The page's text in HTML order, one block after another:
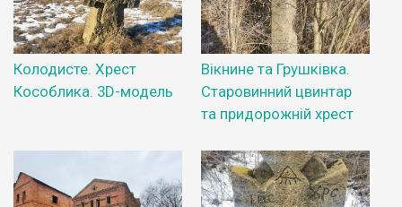
Колодисте. Хрест
Кособлика. 3D-модель
Вікнине та Грушківка.
Старовинний цвинтар
та придорожній хрест